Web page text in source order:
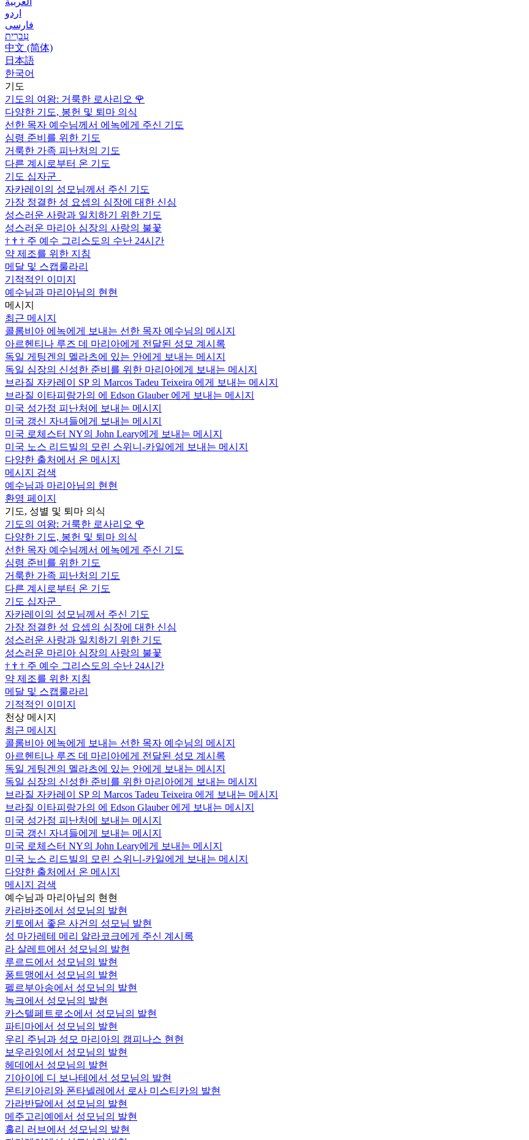
اردو
فارسی
עִברִית
中文 (简体)
日本語
한국어
기도
기도의 여왕: 거룩한 로사리오 🌹
다양한 기도, 봉헌 및 퇴마 의식
선한 목자 예수님께서 에녹에게 주신 기도
심령 준비를 위한 기도
거룩한 가족 피난처의 기도
다른 계시로부터 온 기도
기도 십자군
자카레이의 성모님께서 주신 기도
가장 정결한 성 요셉의 심장에 대한 신심
성스러운 사랑과 일치하기 위한 기도
성스러운 마리아 심장의 사랑의 불꽃
† † † 주 예수 그리스도의 수난 24시간
약 제조를 위한 지침
메달 및 스캡룰라리
기적적인 이미지
예수님과 마리아님의 현현
메시지
최근 메시지
콜롬비아 에녹에게 보내는 선한 목자 예수님의 메시지
아르헨티나 루즈 데 마리아에게 전달된 성모 계시록
독일 게팅겐의 멜라츠에 있는 안에게 보내는 메시지
독일 심장의 신성한 준비를 위한 마리아에게 보내는 메시지
브라질 자카레이 SP 의 Marcos Tadeu Teixeira 에게 보내는 메시지
브라질 이타피랑가의 에 Edson Glauber 에게 보내는 메시지
미국 성가정 피난처에 보내는 메시지
미국 갱신 자녀들에게 보내는 메시지
미국 로체스터 NY의 John Leary에게 보내는 메시지
미국 노스 리드빌의 모린 스위니-카일에게 보내는 메시지
다양한 출처에서 온 메시지
메시지 검색
예수님과 마리아님의 현현
환영 페이지
기도, 성별 및 퇴마 의식
기도의 여왕: 거룩한 로사리오 🌹
다양한 기도, 봉헌 및 퇴마 의식
선한 목자 예수님께서 에녹에게 주신 기도
심령 준비를 위한 기도
거룩한 가족 피난처의 기도
다른 계시로부터 온 기도
기도 십자군
자카레이의 성모님께서 주신 기도
가장 정결한 성 요셉의 심장에 대한 신심
성스러운 사랑과 일치하기 위한 기도
성스러운 마리아 심장의 사랑의 불꽃
† † † 주 예수 그리스도의 수난 24시간
약 제조를 위한 지침
메달 및 스캡룰라리
기적적인 이미지
천상 메시지
최근 메시지
콜롬비아 에녹에게 보내는 선한 목자 예수님의 메시지
아르헨티나 루즈 데 마리아에게 전달된 성모 계시록
독일 게팅겐의 멜라츠에 있는 안에게 보내는 메시지
독일 심장의 신성한 준비를 위한 마리아에게 보내는 메시지
브라질 자카레이 SP 의 Marcos Tadeu Teixeira 에게 보내는 메시지
브라질 이타피랑가의 에 Edson Glauber 에게 보내는 메시지
미국 성가정 피난처에 보내는 메시지
미국 갱신 자녀들에게 보내는 메시지
미국 로체스터 NY의 John Leary에게 보내는 메시지
미국 노스 리드빌의 모린 스위니-카일에게 보내는 메시지
다양한 출처에서 온 메시지
메시지 검색
예수님과 마리아님의 현현
카라바조에서 성모님의 발현
키토에서 좋은 사건의 성모님 발현
성 마가레테 메리 알라코크에게 주신 계시록
라 살레트에서 성모님의 발현
루르드에서 성모님의 발현
퐁트맹에서 성모님의 발현
펠르부아송에서 성모님의 발현
녹크에서 성모님의 발현
카스텔페트로소에서 성모님의 발현
파티마에서 성모님의 발현
우리 주님과 성모 마리아의 캠피나스 현현
보우라잉에서 성모님의 발현
헤데에서 성모님의 발현
기아이에 디 보나테에서 성모님의 발현
몬티키아리와 폰타넬레에서 로사 미스티카의 발현
가라반달에서 성모님의 발현
메주고리예에서 성모님의 발현
홀리 러브에서 성모님의 발현